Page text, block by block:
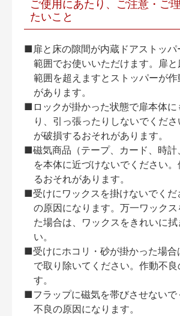
ご使用にあたり、ご注意・ご
たいこと
■扉と床の隙間が内蔵ドアストッパ
範囲でお使いいただけます。扉
範囲を超えますとストッパーが
があります。
■ロックが掛かった状態で扉本体に
り、引っ張ったりしないでくだ
が破損するおそれがあります。
■磁気商品（テープ、カード、時計
を本体に近づけないでください
るおそれがあります。
■受けにワックスを掛けないでくだ
の原因になります。万一ワック
た場合は、ワックスをきれいに
い。
■受けにホコリ・砂が掛かった場合
で取り除いてください。作動不良
す。
■フラップに磁気を帯びさせないで
不良の原因になります。